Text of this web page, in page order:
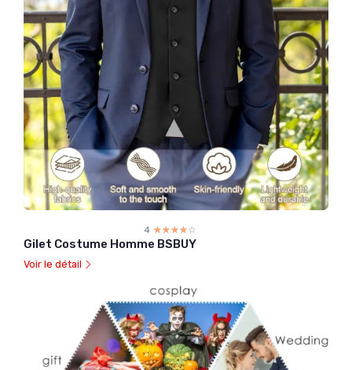
4 ☆☆☆☆☆
★★★★★
Gilet Costume Homme BSBUY
Voir le détail